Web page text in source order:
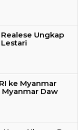
Ungkap
ke Myanmar
Daw